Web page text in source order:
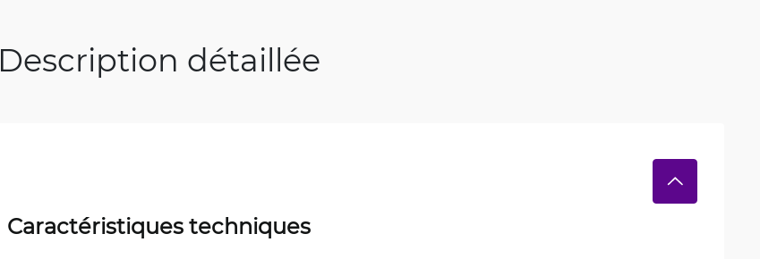
Description détaillée
Caractéristiques techniques